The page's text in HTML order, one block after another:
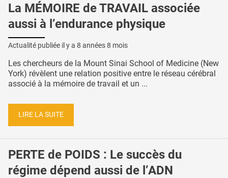
La MÉMOIRE de TRAVAIL associée
aussi à l’endurance physique
Actualité publiée il y a 8 années 8 mois
Les chercheurs de la Mount Sinai School of Medicine (New
York) révèlent une relation positive entre le réseau cérébral
associé à la mémoire de travail et un ...
LIRE LA SUITE
PERTE de POIDS : Le succès du
régime dépend aussi de l’ADN